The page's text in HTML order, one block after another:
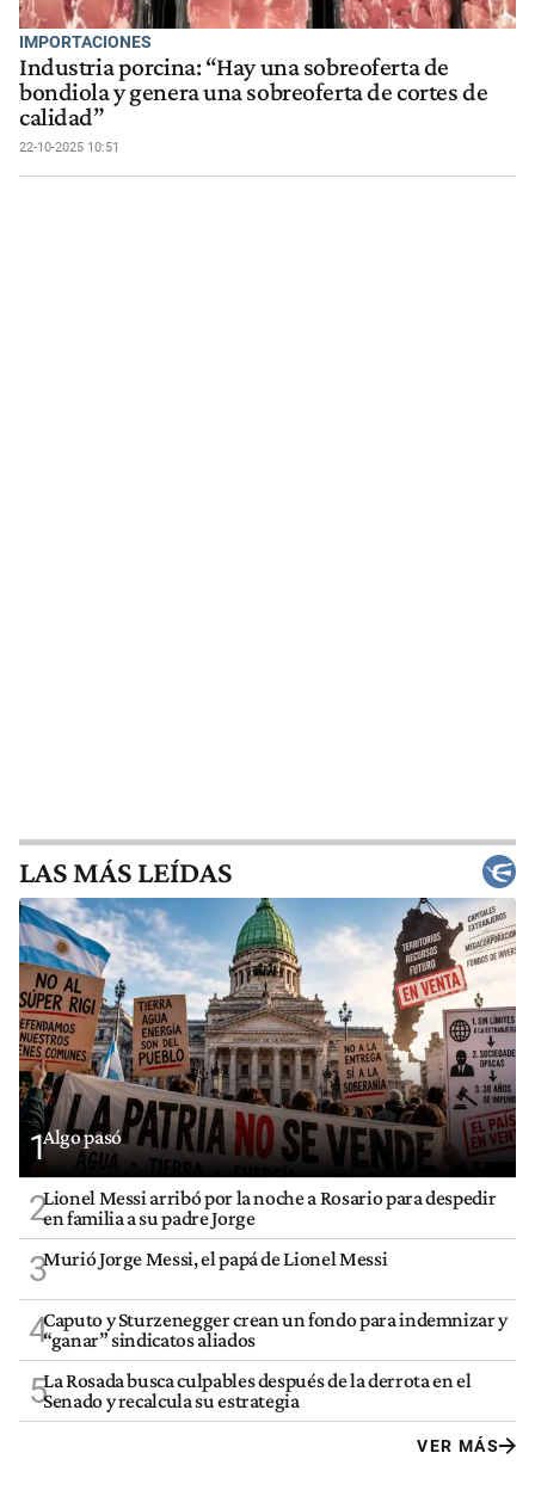
IMPORTACIONES
Industria porcina: “Hay una sobreoferta de
bondiola y genera una sobreoferta de cortes de
calidad”
22-10-2025 10:51
LAS MÁS LEÍDAS
1Algo pasó
2Lionel Messi arribó por la noche a Rosario para despedir
en familia a su padre Jorge
3Murió Jorge Messi, el papá de Lionel Messi
4Caputo y Sturzenegger crean un fondo para indemnizar y
“ganar” sindicatos aliados
5La Rosada busca culpables después de la derrota en el
Senado y recalcula su estrategia
VER MÁS